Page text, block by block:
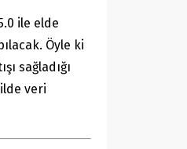
ile elde
Öyle ki
sağladığı
veri